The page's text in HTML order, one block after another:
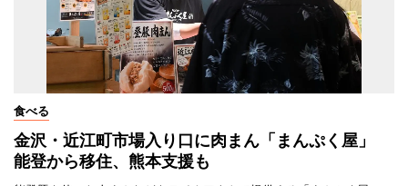
食べる
金沢・近江町市場入り口に肉まん「まんぷく屋」
能登から移住、熊本支援も